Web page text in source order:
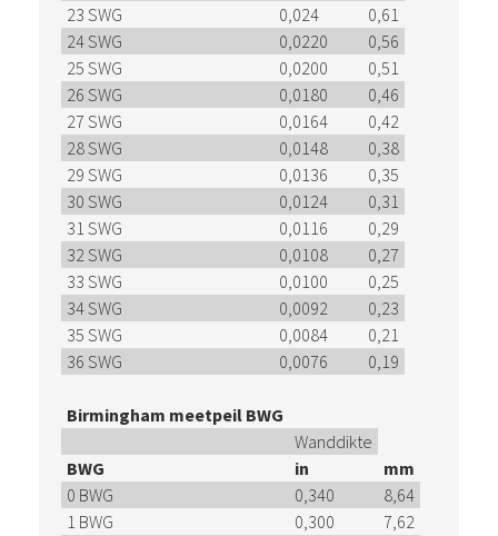
23 SWG
0,024
0,61
24 SWG
0,0220
0,56
25 SWG
0,0200
0,51
26 SWG
0,0180
0,46
27 SWG
0,0164
0,42
28 SWG
0,0148
0,38
29 SWG
0,0136
0,35
30 SWG
0,0124
0,31
31 SWG
0,0116
0,29
32 SWG
0,0108
0,27
33 SWG
0,0100
0,25
34 SWG
0,0092
0,23
35 SWG
0,0084
0,21
36 SWG
0,0076 0,19
Birmingham meetpeil BWG
Wanddikte
BWG
in
mm
0 BWG
0,340
8,64
1 BWG
0,300
7,62